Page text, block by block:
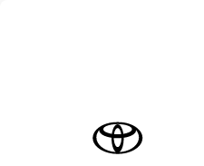
オー
トヨタ認定中古車